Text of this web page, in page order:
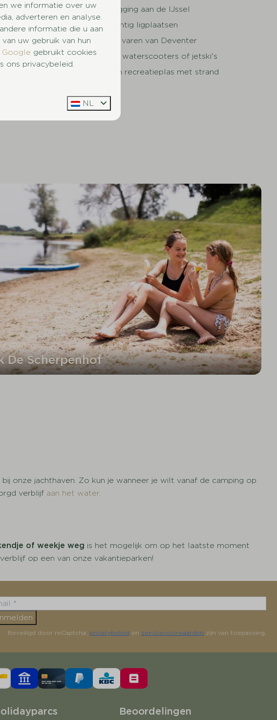
voor
of
Directe ligging aan de IJssel
Met zeventig ligplaatsen
Op 10 km varen van Deventer
Niet voor waterscooters of jetski's
Naast een recreatieplas met strand
De Scherpenhof
onze jachthaven. Zo kun je wanneer je wilt vanaf de camping op
verblijf aan het water.
of weekje weg is het mogelijk om op het laatste moment
op een van onze vakantieparken!
Beveiligd door reCaptcha, privacybeleid en servicevoorwaarden zijn van toepassing.
Beoordelingen
we informatie over uw
adverteren en analyse.
informatie die u aan
uw gebruik van hun
Google gebruikt cookies
ons privacybeleid.
NL